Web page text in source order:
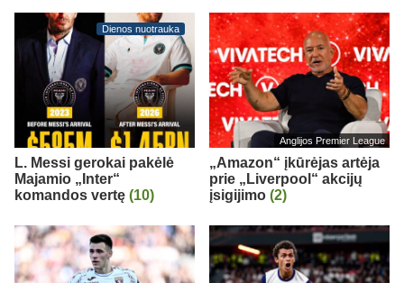
Dienos nuotrauka
L. Messi gerokai pakėlė
Majamio „Inter“
komandos vertę (10)
Anglijos Premier League
„Amazon“ įkūrėjas artėja
prie „Liverpool“ akcijų
įsigijimo (2)